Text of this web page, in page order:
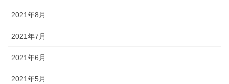
2021年8月
2021年7月
2021年6月
2021年5月